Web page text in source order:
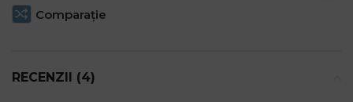
Comparaţie
RECENZII (4)